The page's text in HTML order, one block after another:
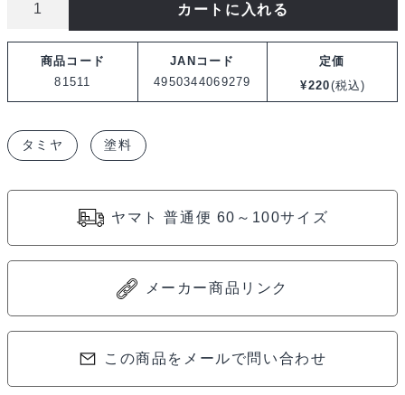
ミ
カ
ミ
カートに入れる
商品コード
81511
JANコード
4950344069279
定価
¥220(税込)
タミヤ 塗料
ヤマト 普通便 60～100サイズ
メーカー商品リンク
この商品をメールで問い合わせ